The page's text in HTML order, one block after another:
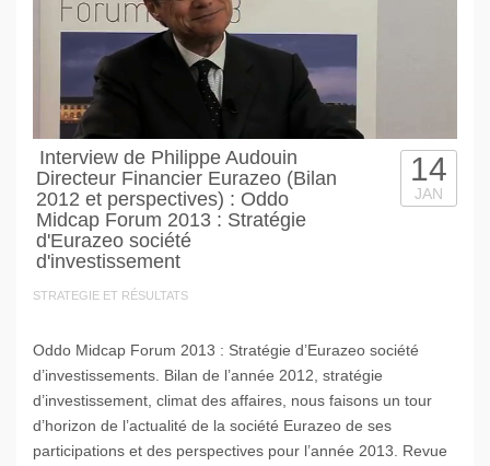
Interview de Philippe Audouin
Directeur Financier Eurazeo (Bilan
2012 et perspectives) : Oddo
Midcap Forum 2013 : Stratégie
d'Eurazeo société
d'investissement
STRATEGIE ET RÉSULTATS
14
JAN
Oddo Midcap Forum 2013 : Stratégie d’Eurazeo société
d’investissements. Bilan de l’année 2012, stratégie
d’investissement, climat des affaires, nous faisons un tour
d’horizon de l’actualité de la société Eurazeo de ses
participations et des perspectives pour l’année 2013. Revue